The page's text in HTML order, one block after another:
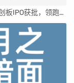
鑫华科技科创板IPO获批，领跑国内半导体材料市场